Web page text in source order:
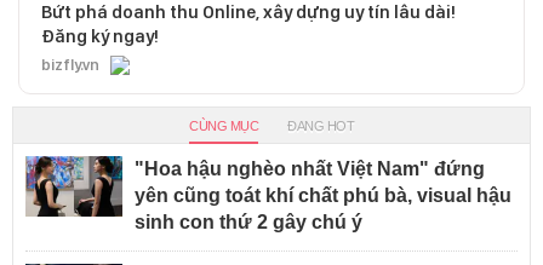
Bứt phá doanh thu Online, xây dựng uy tín lâu dài!
Đăng ký ngay!
bizfly.vn
CÙNG MỤC ĐANG HOT
"Hoa hậu nghèo nhất Việt Nam" đứng
yên cũng toát khí chất phú bà, visual hậu
sinh con thứ 2 gây chú ý